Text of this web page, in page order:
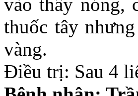
thuốc tây
vàng.
Điều trị: Sau 4